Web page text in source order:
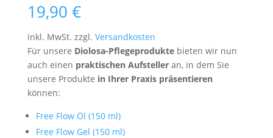
19,90 €
inkl. MwSt. zzgl. Versandkosten
Für unsere Diolosa-Pflegeproduktebieten wir nun
auch einen praktischen Aufstelleran, in dem Sie
unsere Produkte in Ihrer Praxis präsentieren
können:
Free Flow Öl (150 ml)
Free Flow Gel (150 ml)